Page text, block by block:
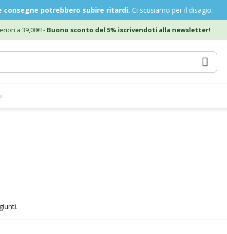
consegne potrebbero subire ritardi. Ci scusiamo per il disagio.
a 39,00€! - Buono sconto del 5% iscrivendoti alla newsletter!